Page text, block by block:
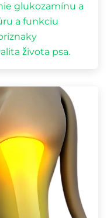
glukozamínu a
a funkciu
života psa.